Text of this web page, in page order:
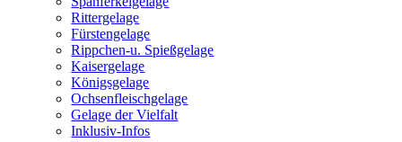
Rittergelage
Fürstengelage
Rippchen-u. Spießgelage
Kaisergelage
Königsgelage
Ochsenfleischgelage
Gelage der Vielfalt
Inklusiv-Infos